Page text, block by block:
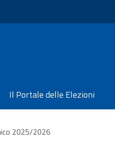
Il Portale delle Elezioni
2025/2026